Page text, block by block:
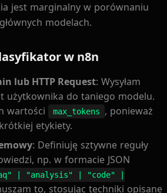
jest marginalny w porównaniu
modelach.
w n8n
lub HTTP Request: Wysyłam
użytkownika do taniego modelu.
wartości
max_tokens
, ponieważ
etykiety.
: Definiuję sztywne reguły
np. w formacie JSON
| "analysis" | "code" |
to, stosując techniki opisane